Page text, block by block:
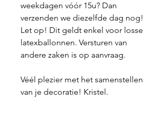
weekdagen vóór 15u? Dan
verzenden we diezelfde dag nog!
Let op! Dit geldt enkel voor losse
latexballonnen. Versturen van
andere zaken is op aanvraag.
Véél plezier met het samenstellen
van je decoratie! Kristel.